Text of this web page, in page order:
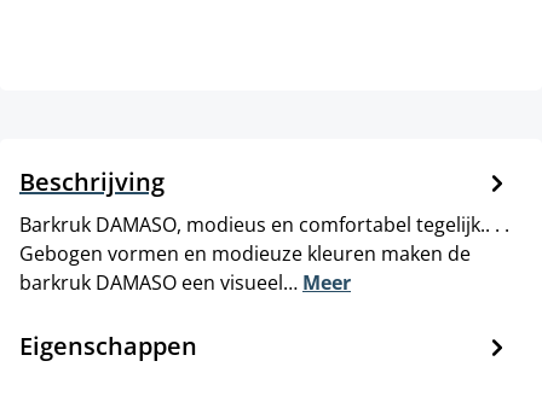
Beschrijving
Barkruk DAMASO, modieus en comfortabel tegelijk.. . .
Gebogen vormen en modieuze kleuren maken de
barkruk DAMASO een visueel… Meer
Eigenschappen